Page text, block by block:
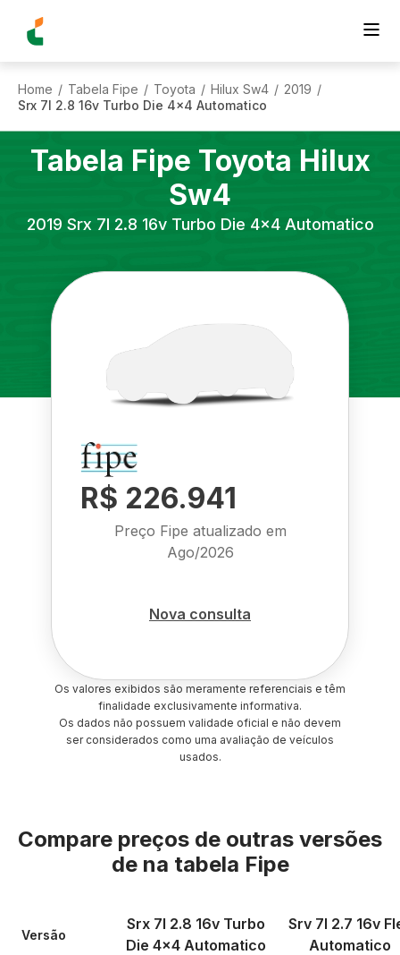
Home / Tabela Fipe / Toyota / Hilux Sw4 / 2019 /
Srx 7l 2.8 16v Turbo Die 4x4 Automatico
Tabela Fipe Toyota Hilux
Sw4
2019 Srx 7l 2.8 16v Turbo Die 4x4 Automatico
R$ 226.941
Preço Fipe atualizado em
Ago/2026
Nova consulta
Os valores exibidos são meramente referenciais e têm
finalidade exclusivamente informativa.
Os dados não possuem validade oficial e não devem
ser considerados como uma avaliação de veículos
usados.
Compare preços de outras versões
de na tabela Fipe
Versão
Srx 7l 2.8 16v Turbo
Die 4x4 Automatico
Srv 7l 2.7 16v
Automatico